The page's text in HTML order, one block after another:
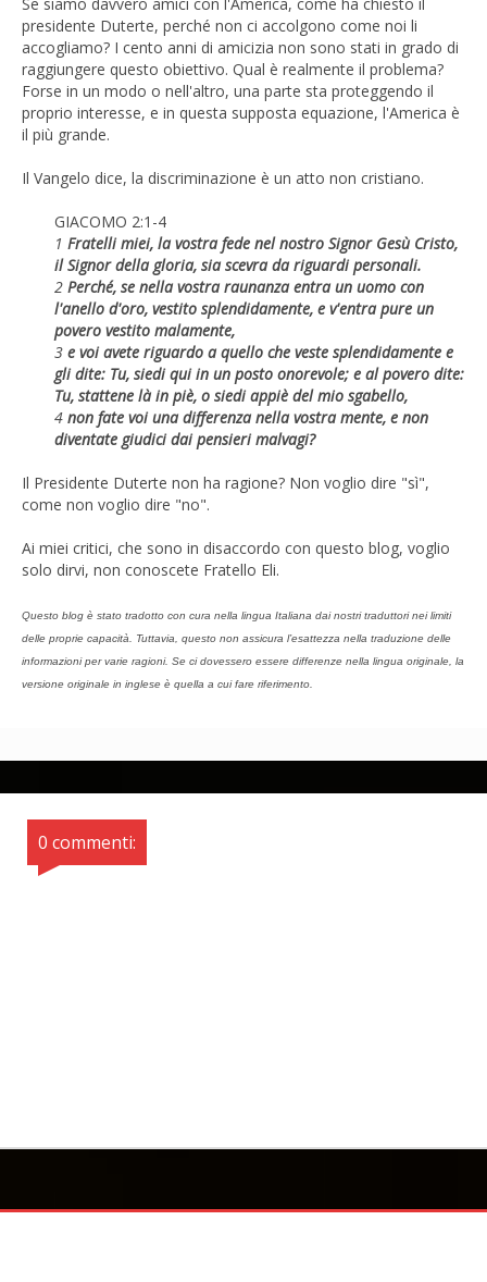
presidente Duterte, perché non ci accolgono come noi li
accogliamo? I cento anni di amicizia non sono stati in grado di
raggiungere questo obiettivo. Qual è realmente il problema?
Forse in un modo o nell'altro, una parte sta proteggendo il
proprio interesse, e in questa supposta equazione, l'America è
il più grande.
Il Vangelo dice, la discriminazione è un atto non cristiano.
GIACOMO 2:1-4
1 Fratelli miei, la vostra fede nel nostro Signor Gesù Cristo,
il Signor della gloria, sia scevra da riguardi personali.
2 Perché, se nella vostra raunanza entra un uomo con
l'anello d'oro, vestito splendidamente, e v'entra pure un
povero vestito malamente,
3 e voi avete riguardo a quello che veste splendidamente e
gli dite: Tu, siedi qui in un posto onorevole; e al povero dite:
Tu, stattene là in piè, o siedi appiè del mio sgabello,
4 non fate voi una differenza nella vostra mente, e non
diventate giudici dai pensieri malvagi?
Il Presidente Duterte non ha ragione? Non voglio dire "sì",
come non voglio dire "no".
Ai miei critici, che sono in disaccordo con questo blog, voglio
solo dirvi, non conoscete Fratello Eli.
Questo blog è stato tradotto con cura nella lingua Italiana dai nostri traduttori nei limiti
delle proprie capacità. Tuttavia, questo non assicura l’esattezza nella traduzione delle
informazioni per varie ragioni. Se ci dovessero essere differenze nella lingua originale, la
versione originale in inglese è quella a cui fare riferimento.
0 commenti: